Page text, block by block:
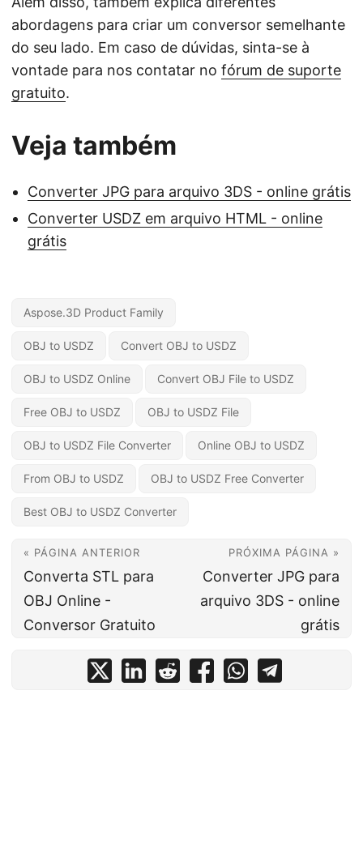
abordagens para criar um conversor semelhante
do seu lado. Em caso de dúvidas, sinta-se à
vontade para nos contatar no fórum de suporte
gratuito.
Veja também
Converter JPG para arquivo 3DS - online grátis
Converter USDZ em arquivo HTML - online
grátis
Aspose.3D Product Family
OBJ to USDZ Convert OBJ to USDZ
OBJ to USDZ Online Convert OBJ File to USDZ
Free OBJ to USDZ OBJ to USDZ File
OBJ to USDZ File Converter Online OBJ to USDZ
From OBJ to USDZ OBJ to USDZ Free Converter
Best OBJ to USDZ Converter
« PÁGINA ANTERIOR
Converta STL para
OBJ Online -
Conversor Gratuito
PRÓXIMA PÁGINA »
Converter JPG para
arquivo 3DS - online
grátis